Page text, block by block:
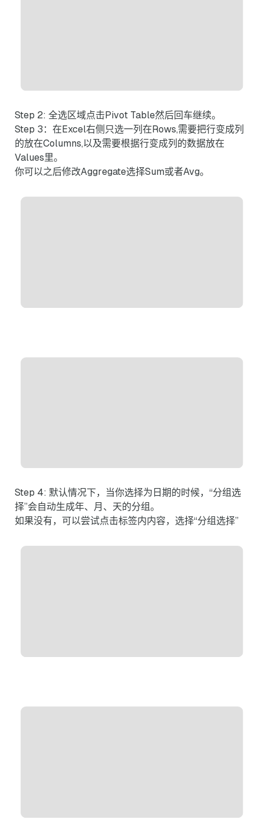
Step 2: 全选区域点击Pivot Table然后回车继续。
Step 3：在Excel右侧只选一列在Rows,需要把行变成列
的放在Columns,以及需要根据行变成列的数据放在
Values里。
你可以之后修改Aggregate选择Sum或者Avg。
Step 4: 默认情况下，当你选择为日期的时候，“分组选
择”会自动生成年、月、天的分组。
如果没有，可以尝试点击标签内内容，选择“分组选择”